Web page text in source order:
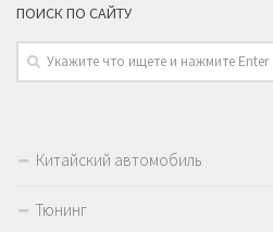
ПОИСК ПО САЙТУ
Китайский автомобиль
Тюнинг